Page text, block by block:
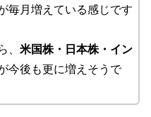
毎月増えている感じです
米国株・日本株・イン
今後も更に増えそうで